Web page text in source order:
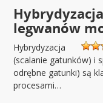
legwanów
Hybrydyzacja
(scalanie gatunków) i
odrębne gatunki) są
procesami…